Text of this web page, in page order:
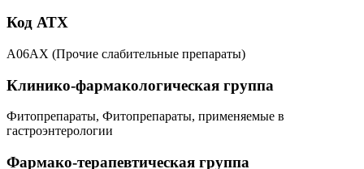
Код АТХ
A06AX (Прочие слабительные препараты)
Клинико-фармакологическая группа
Фитопрепараты, Фитопрепараты, применяемые в
гастроэнтерологии
Фармако-терапевтическая группа